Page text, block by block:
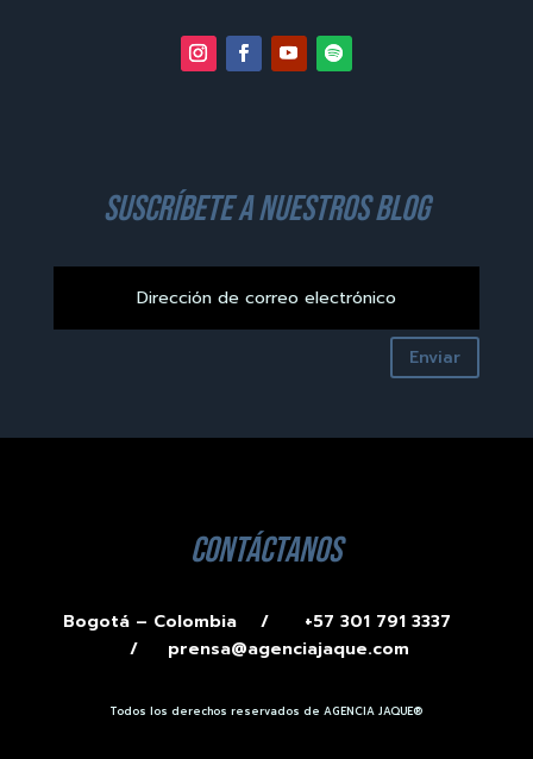
suscríbete a nuestros blog
Enviar
contáctanos
Bogotá – Colombia /
+57 301 791 3337
/ prensa@agenciajaque.com
Todos los derechos reservados de AGENCIA JAQUE®